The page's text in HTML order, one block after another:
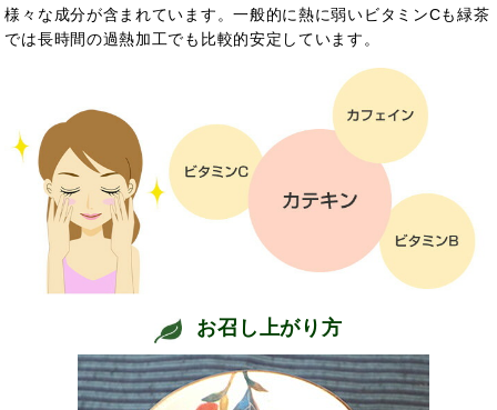
様々な成分が含まれています。一般的に熱に弱いビタミンCも緑茶
では長時間の過熱加工でも比較的安定しています。
お召し上がり方